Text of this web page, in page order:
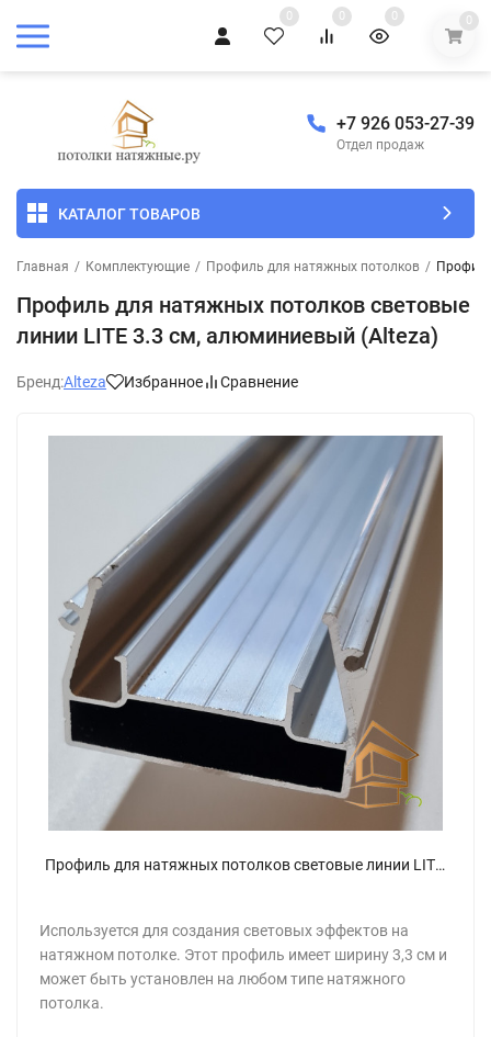
0 0 0 0
+7 926 053-27-39
Отдел продаж
КАТАЛОГ ТОВАРОВ
Главная / Комплектующие / Профиль для натяжных потолков /
Профиль для натяжных потолков световые
линии LITE 3.3 см, алюминиевый (Alteza)
Бренд:Alteza Избранное Сравнение
Профиль для натяжных потолков световые линии LITE 3.3 см, алюминиевый (Alteza)
Используется для создания световых эффектов на
натяжном потолке. Этот профиль имеет ширину 3,3 см и
может быть установлен на любом типе натяжного
потолка.